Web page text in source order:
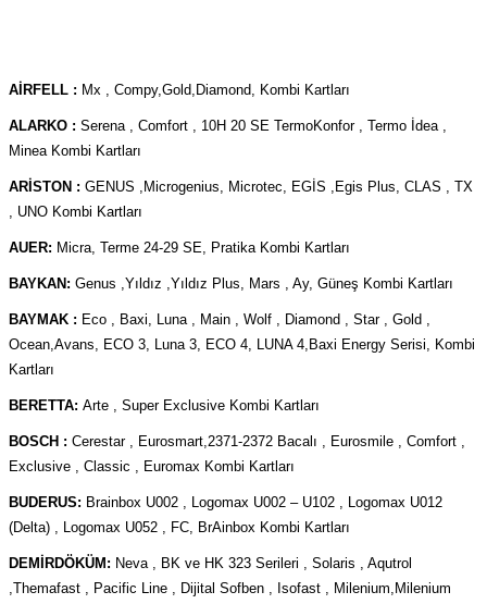
AİRFELL : Mx , Compy,Gold,Diamond, Kombi Kartları
ALARKO : Serena , Comfort , 10H 20 SE TermoKonfor , Termo İdea ,
Minea Kombi Kartları
ARİSTON : GENUS ,Microgenius, Microtec, EGİS ,Egis Plus, CLAS , TX
, UNO Kombi Kartları
AUER: Micra, Terme 24-29 SE, Pratika Kombi Kartları
BAYKAN: Genus ,Yıldız ,Yıldız Plus, Mars , Ay, Güneş Kombi Kartları
BAYMAK : Eco , Baxi, Luna , Main , Wolf , Diamond , Star , Gold ,
Ocean,Avans, ECO 3, Luna 3, ECO 4, LUNA 4,Baxi Energy Serisi, Kombi
Kartları
BERETTA: Arte , Super Exclusive Kombi Kartları
BOSCH : Cerestar , Eurosmart,2371-2372 Bacalı , Eurosmile , Comfort ,
Exclusive , Classic , Euromax Kombi Kartları
BUDERUS: Brainbox U002 , Logomax U002 – U102 , Logomax U012
(Delta) , Logomax U052 , FC, BrAinbox Kombi Kartları
DEMİRDÖKÜM: Neva , BK ve HK 323 Serileri , Solaris , Aqutrol
,Themafast , Pacific Line , Dijital Sofben , Isofast , Milenium,Milenium